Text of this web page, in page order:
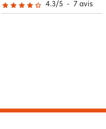
4.3/5 - 7 avis